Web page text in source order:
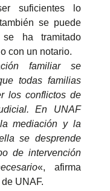
suficientes lo
se puede
ha tramitado
con un notario.
familiar se
todas familias
los conflictos de
En UNAF
mediación y la
se desprende
de intervención
«, afirma
UNAF.